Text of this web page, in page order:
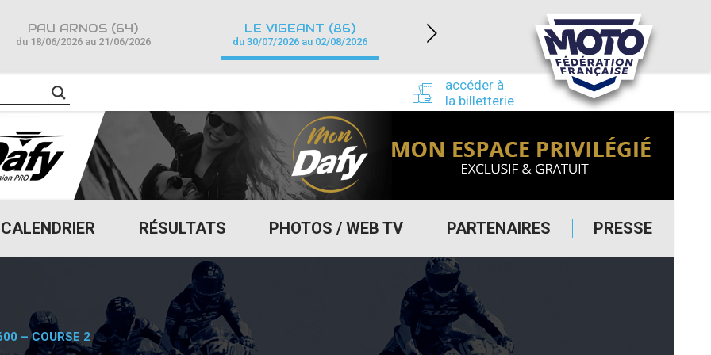
CALENDRIER RÉSULTATS PHOTOS / WEB TV PARTENAIRES PRESSE
accéder à
la billetterie
PAU ARNOS (64)
du 18/06/2026 au 21/06/2026
LE VIGEANT (86)
du 30/07/2026 au 02/08/2026
NEVERS MAGNY-COURS (58)
du 24/09/2026 au 27/09/2026
– COURSE 2